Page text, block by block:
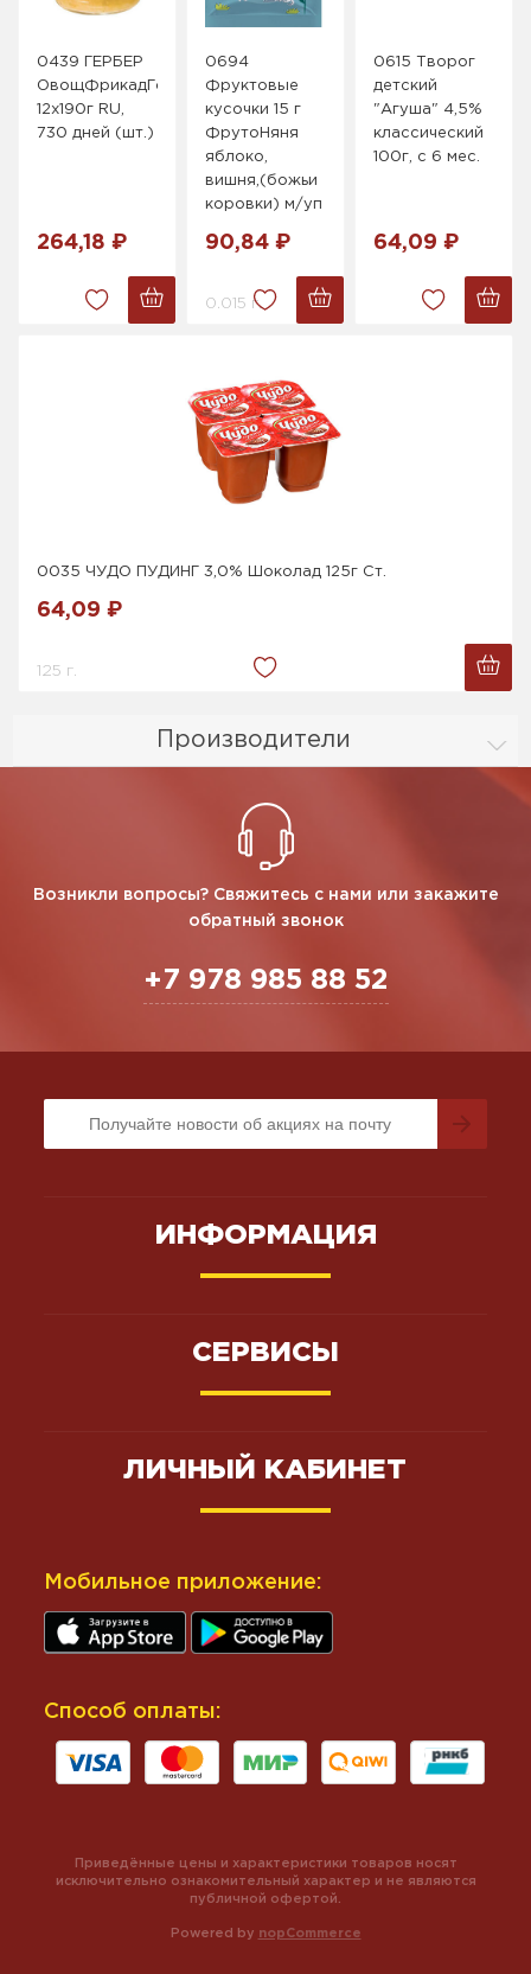
Производители
0439 ГЕРБЕР
ОвощФрикадГовяд
12х190г RU,
730 дней (шт.)
264,18 ₽
0694
Фруктовые
кусочки 15 г
ФрутоНяня
яблоко,
вишня,(божьи
коровки) м/уп
90,84 ₽
0.015 г.
0615 Творог
детский
"Агуша" 4,5%
классический
100г, с 6 мес.
64,09 ₽
0035 ЧУДО ПУДИНГ 3,0% Шоколад 125г Ст.
64,09 ₽
125 г.
Возникли вопросы? Свяжитесь с нами или закажите
обратный звонок
+7 978 985 88 52
ИНФОРМАЦИЯ
СЕРВИСЫ
ЛИЧНЫЙ КАБИНЕТ
Мобильное приложение:
Способ оплаты:
Powered by nopCommerce
Приведённые цены и характеристики товаров носят
исключительно ознакомительный характер и не являются
публичной офертой.